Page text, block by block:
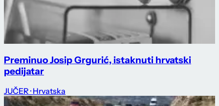
Preminuo Josip Grgurić, istaknuti hrvatski
pedijatar
JUČER · Hrvatska